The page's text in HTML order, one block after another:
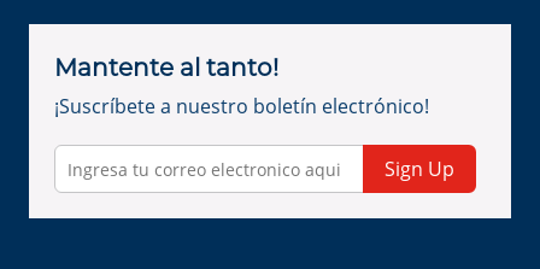
Mantente al tanto!
¡Suscríbete a nuestro boletín electrónico!
Sign Up